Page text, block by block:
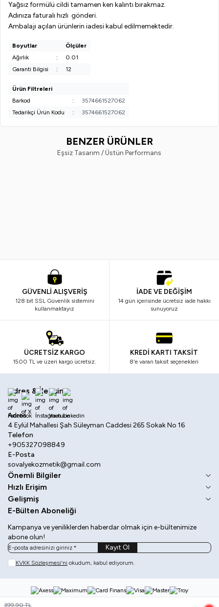
399,90TL
Yağsız formülü cildi tamamen ken kalıntı bırakmaz.
Adınıza faturalı hızlı gönderi.
Ambalajı açılan ürünlerin iadesi kabul edilmemektedir.
Boyutlar
Ölçüler
Ağırlık
:
0.01
Garanti Bilgisi
: 12
Ürün Filtreleri
Barkod
:
3574661527062
Tedarikçi Ürün Kodu
: 3574661527062
BENZER ÜRÜNLER
Eşsiz Tasarım / Üstün Performans
GÜVENLİ ALIŞVERİŞ
128 bit SSL Güvenlik sistemini
kullanmaktayız
İADE VE DEĞİŞİM
14 gün içerisinde ücretsiz iade hakkı
sunuyoruz
ÜCRETSİZ KARGO
1500 TL ve üzeri kargo ücretsiz.
KREDİ KARTI TAKSİT
8'e varan taksit seçenekleri
Adres & İletişim
Adres
4 Eylül Mahallesi Şah Süleyman Caddesi 265 Sokak No 16
Telefon
+905327098849
E-Posta
sovalyekozmetik@gmail.com
Facebook
X İnstagram
Youtube
Önemli Bilgiler
Hızlı Erişim
Gelişmiş
E-Bülten Aboneliği
Kampanya ve yeniliklerden haberdar olmak için e-bültenimize
abone olun!
Kayıt Ol
KVKK Sözleşmesi'ni okudum, kabul ediyorum.